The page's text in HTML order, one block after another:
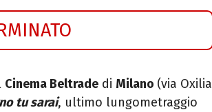
Cinema Beltrade di Milano (via Oxilia
tu sarai, ultimo lungometraggio